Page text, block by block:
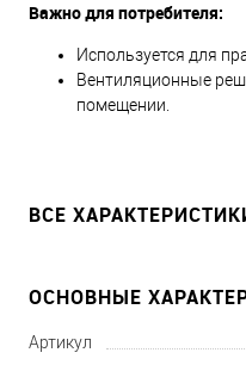
Важно для потребителя:
Используется для
Вентиляционные
помещении.
ВСЕ
ОСНОВНЫЕ
Артикул